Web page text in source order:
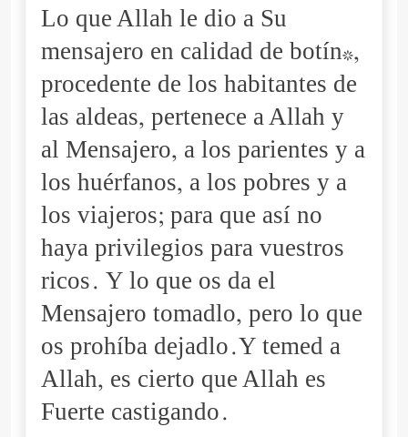
Lo que Allah le dio a Su
mensajero en calidad de botín*,
procedente de los habitantes de
las aldeas, pertenece a Allah y
al Mensajero, a los parientes y a
los huérfanos, a los pobres y a
los viajeros; para que así no
haya privilegios para vuestros
ricos. Y lo que os da el
Mensajero tomadlo, pero lo que
os prohíba dejadlo.Y temed a
Allah, es cierto que Allah es
Fuerte castigando.